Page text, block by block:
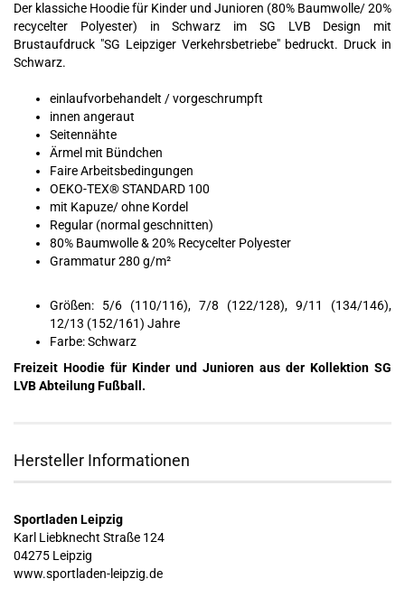
Der klassiche Hoodie für Kinder und Junioren (80% Baumwolle/ 20%
recycelter Polyester) in Schwarz im SG LVB Design mit
Brustaufdruck "SG Leipziger Verkehrsbetriebe" bedruckt. Druck in
Schwarz.
einlaufvorbehandelt / vorgeschrumpft
innen angeraut
Seitennähte
Ärmel mit Bündchen
Faire Arbeitsbedingungen
OEKO-TEX® STANDARD 100
mit Kapuze/ ohne Kordel
Regular (normal geschnitten)
80% Baumwolle & 20% Recycelter Polyester
Grammatur 280 g/m²
Größen: 5/6 (110/116), 7/8 (122/128), 9/11 (134/146),
12/13 (152/161) Jahre
Farbe: Schwarz
Freizeit Hoodie für Kinder und Junioren aus der Kollektion SG
LVB Abteilung Fußball.
Hersteller Informationen
Sportladen Leipzig
Karl Liebknecht Straße 124
04275 Leipzig
www.sportladen-leipzig.de